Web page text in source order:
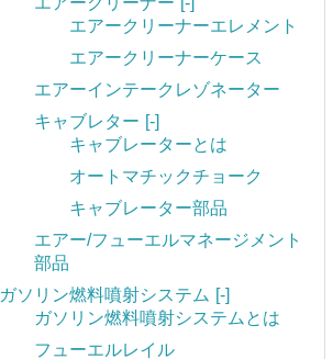
エアークリーナーエレメント
エアークリーナーケース
エアーインテークレゾネーター
キャブレター [-]
キャブレーターとは
オートマチックチョーク
キャブレーター部品
エアー/フューエルマネージメント
部品
ガソリン燃料噴射システム [-]
ガソリン燃料噴射システムとは
フューエルレイル